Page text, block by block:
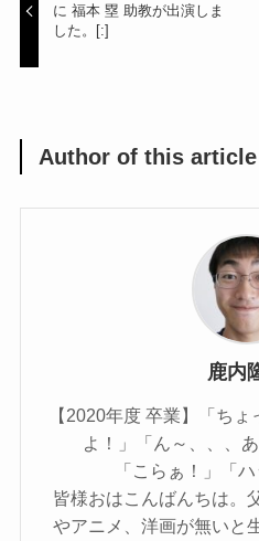
に 福本 塁 助教が出演しま
した。[:]
Author of this article
鹿内
【2020年度 卒業】「ち
よ！」「ん～、、、
「こらぁ！」「
皆様おはこんばんちは。
やアニメ、洋画が無いと